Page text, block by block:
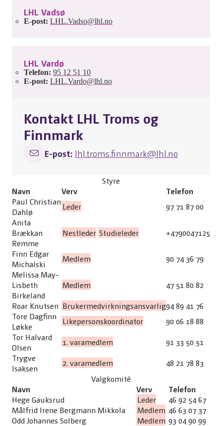
LHL Vadsø
E-post: LHL.Vadso@lhl.no
LHL Vardø
Telefon: 95 12 51 10
E-post: LHL.Vardo@lhl.no
Kontakt LHL Troms og
Finnmark
E-post: lhl.troms.finnmark@lhl.no
Styre
Navn
Verv
Telefon
Paul Christian
Dahlø
Leder
97 71 87 00
Anita
Brækkan
Remme
Nestleder Studieleder
+4790047125
Finn Edgar
Michalski
Medlem
90 74 36 79
Melissa May-
Lisbeth
Birkeland
Medlem
47 51 80 82
Roar Knutsen Brukermedvirkningsansvarlig94 89 41 76
Tore Dagfinn
Løkke
Likepersonskoordinator
90 06 18 88
Tor Halvard
Olsen
1. varamedlem
91 33 50 51
Trygve
Isaksen
2. varamedlem
48 21 78 83
Valgkomité
Navn
Verv
Telefon
Hege Gauksrud
Leder
46 92 54 67
Målfrid Irene Bergmann Mikkola
Medlem 46 63 07 37
Odd Johannes Solberg
Medlem 93 04 90 99